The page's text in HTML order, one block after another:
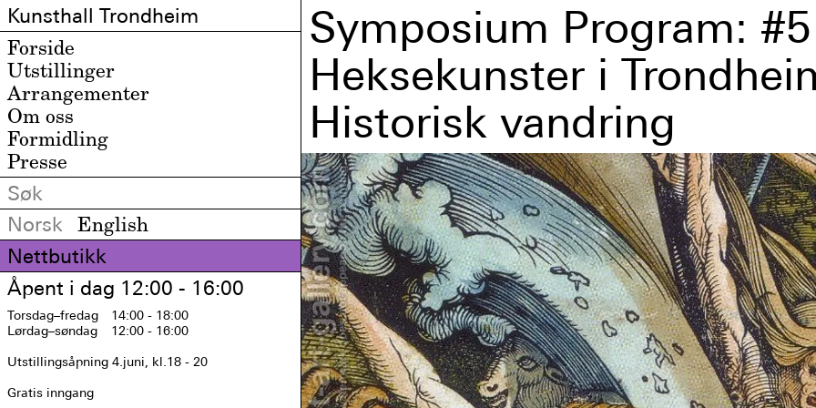
Kunsthall Trondheim
Forside
Utstillinger
Arrangementer
Om oss
Formidling
Presse
Norsk
English
Nettbutikk
Åpent i dag 12:00 - 16:00
Torsdag–fredag
14:00 - 18:00
Lørdag–søndag 12:00 - 16:00
Utstillingsåpning 4.juni, kl.18 - 20
Gratis inngang
Symposium Program: #5
Heksekunster i
Historisk vandring